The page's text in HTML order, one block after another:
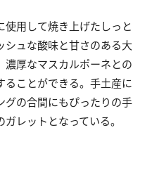
用して焼き上げたしっと
シュな酸味と甘さのある大
厚なマスカルポーネとの
ことができる。手土産に
グの合間にもぴったりの手
レットとなっている。